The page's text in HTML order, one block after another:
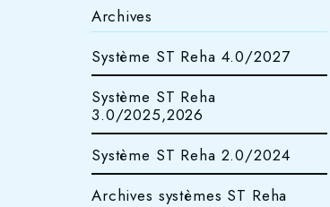
Archives
Système ST Reha 4.0/2027
Système ST Reha
3.0/2025,2026
Système ST Reha 2.0/2024
Archives systèmes ST Reha